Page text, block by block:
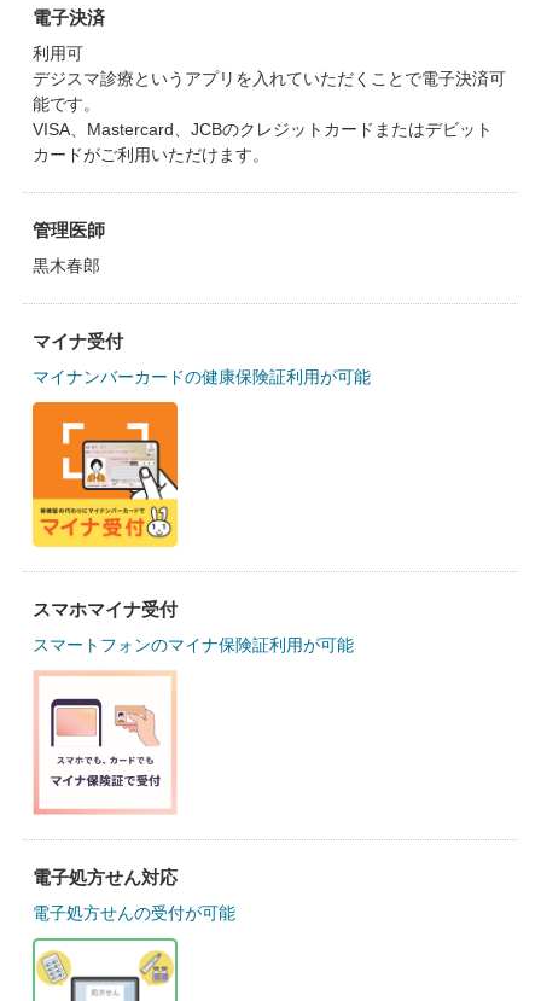
電子決済
利用可
デジスマ診療というアプリを入れていただくことで電子決済可
能です。
VISA、Mastercard、JCBのクレジットカードまたはデビット
カードがご利用いただけます。
管理医師
黒木春郎
マイナ受付
マイナンバーカードの健康保険証利用が可能
スマホマイナ受付
スマートフォンのマイナ保険証利用が可能
電子処方せん対応
電子処方せんの受付が可能